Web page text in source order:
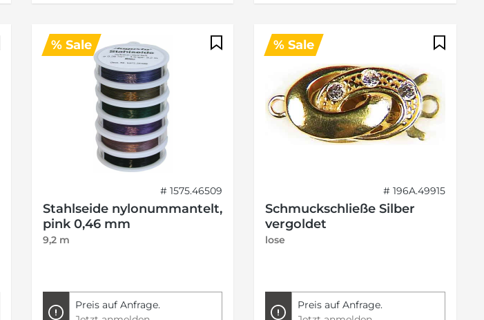
% Sale
# 1575.46509
Stahlseide nylonummantelt,
pink 0,46 mm
9,2 m
Preis auf Anfrage.
% Sale
# 196A.49915
Schmuckschließe Silber
vergoldet
lose
Preis auf Anfrage.